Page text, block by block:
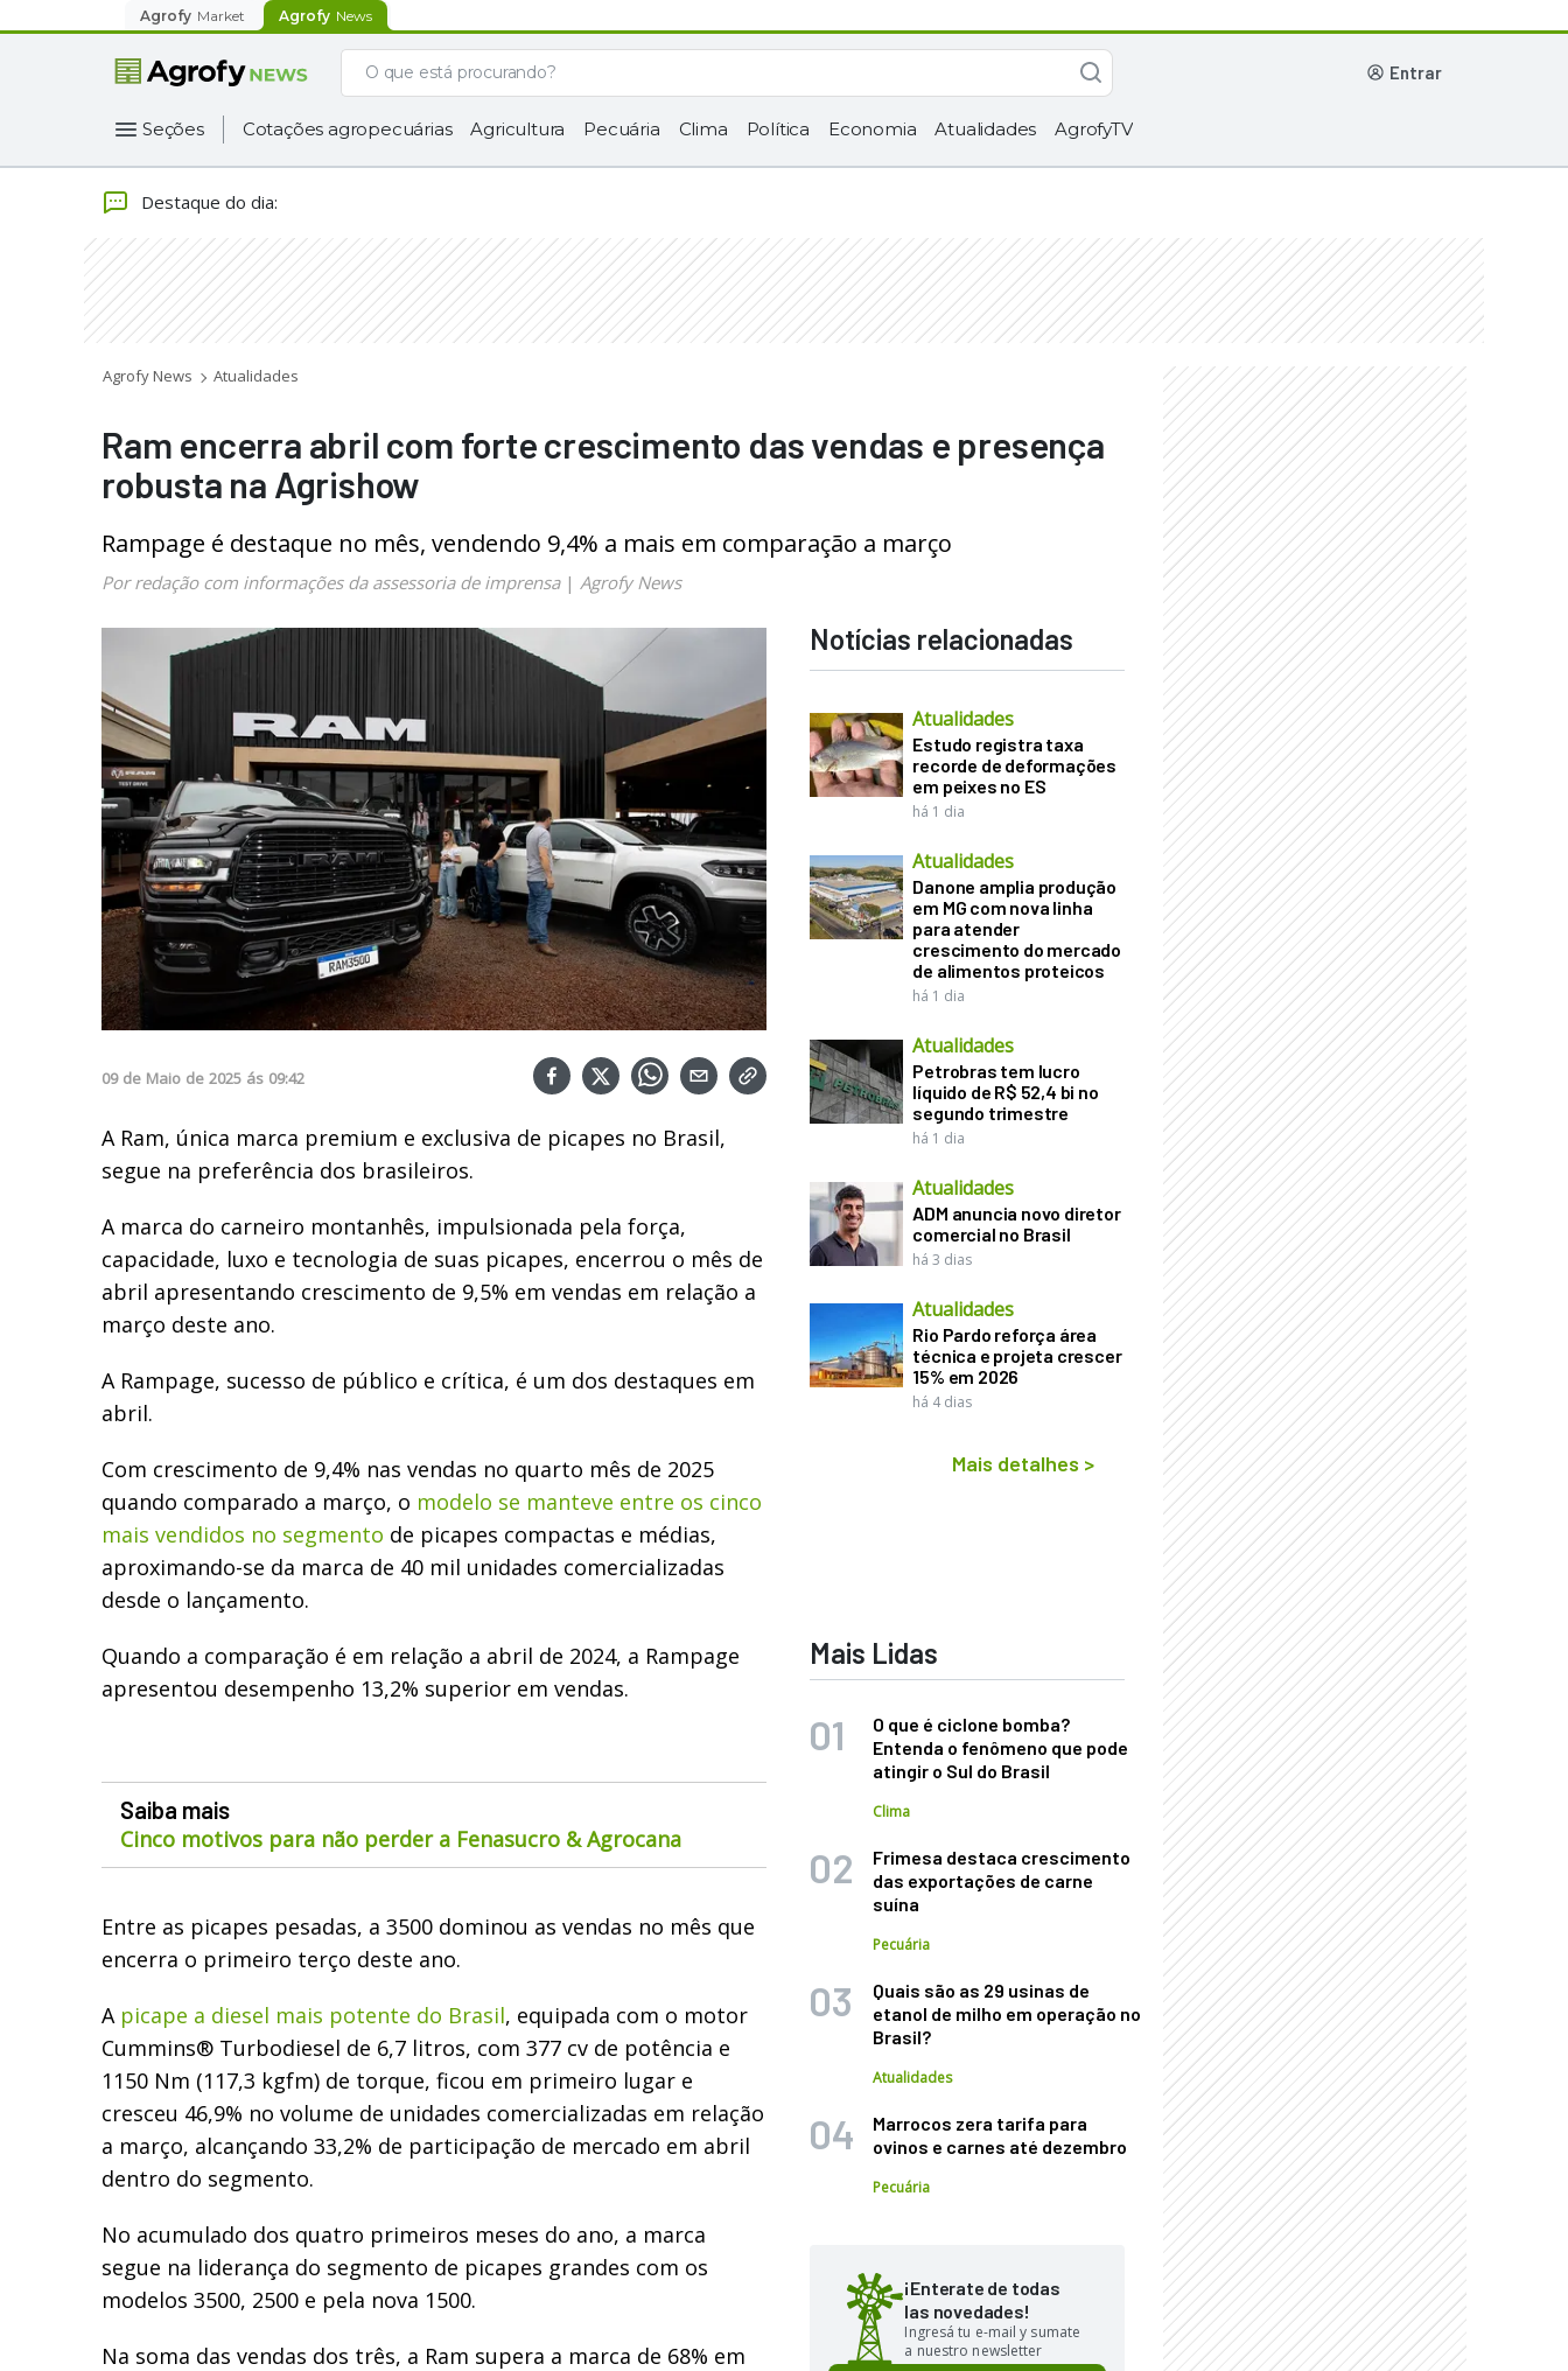
Agrofy Market Agrofy News
entrar
Seções Cotações agropecuárias Agricultura Pecuária Clima Política Economia Atualidades AgrofyTV
Destaque do dia:
Agrofy News Atualidades
Ram encerra abril com forte crescimento das vendas e presença
robusta na Agrishow
Rampage é destaque no mês, vendendo 9,4% a mais em comparação a março
Por redação com informações da assessoria de imprensa| Agrofy News
09 de Maio de 2025 ás 09:42
A Ram, única marca premium e exclusiva de picapes no Brasil,
segue na preferência dos brasileiros.
A marca do carneiro montanhês, impulsionada pela força,
capacidade, luxo e tecnologia de suas picapes, encerrou o mês de
abril apresentando crescimento de 9,5% em vendas em relação a
março deste ano.
A Rampage, sucesso de público e crítica, é um dos destaques em
abril.
Com crescimento de 9,4% nas vendas no quarto mês de 2025
quando comparado a março, o modelo se manteve entre os cinco
mais vendidos no segmento de picapes compactas e médias,
aproximando-se da marca de 40 mil unidades comercializadas
desde o lançamento.
Quando a comparação é em relação a abril de 2024, a Rampage
apresentou desempenho 13,2% superior em vendas.
Saiba mais
Cinco motivos para não perder a Fenasucro & Agrocana
Entre as picapes pesadas, a 3500 dominou as vendas no mês que
encerra o primeiro terço deste ano.
A picape a diesel mais potente do Brasil, equipada com o motor
Cummins® Turbodiesel de 6,7 litros, com 377 cv de potência e
1150 Nm (117,3 kgfm) de torque, ficou em primeiro lugar e
cresceu 46,9% no volume de unidades comercializadas em relação
a março, alcançando 33,2% de participação de mercado em abril
dentro do segmento.
No acumulado dos quatro primeiros meses do ano, a marca
segue na liderança do segmento de picapes grandes com os
modelos 3500, 2500 e pela nova 1500.
Na soma das vendas dos três, a Ram supera a marca de 68% em
Notícias relacionadas
Atualidades
Estudo registra taxa
recorde de deformações
em peixes no ES
há 1 dia
Atualidades
Danone amplia produção
em MG com nova linha
para atender
crescimento do mercado
de alimentos proteicos
há 1 dia
Atualidades
Petrobras tem lucro
líquido de R$ 52,4 bi no
segundo trimestre
há 1 dia
Atualidades
ADM anuncia novo diretor
comercial no Brasil
há 3 dias
Atualidades
Rio Pardo reforça área
técnica e projeta crescer
15% em 2026
há 4 dias
Mais detalhes >
Mais Lidas
O que é ciclone bomba?
Entenda o fenômeno que pode
atingir o Sul do Brasil
Clima
Frimesa destaca crescimento
das exportações de carne
suína
Pecuária
Quais são as 29 usinas de
etanol de milho em operação no
Brasil?
Atualidades
Marrocos zera tarifa para
ovinos e carnes até dezembro
Pecuária
¡Enterate de todas
las novedades!
Ingresá tu e-mail y sumate
a nuestro newsletter